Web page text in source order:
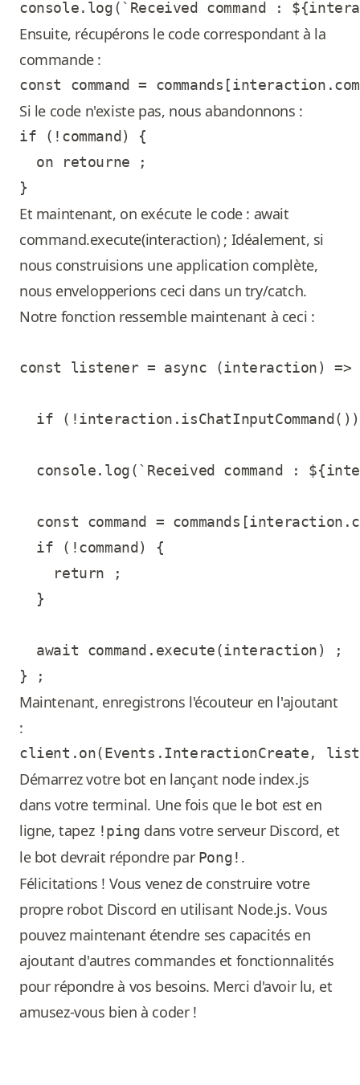
Ensuite, récupérons le code correspondant à la
commande :
Si le code n'existe pas, nous abandonnons :
if (!command) {
  on retourne ;
Et maintenant, on exécute le code : await
command.execute(interaction) ; Idéalement, si
nous construisions une application complète,
nous envelopperions ceci dans un try/catch.
Notre fonction ressemble maintenant à ceci :
const listener = async (interaction) =>
if
console.log(`Received command :
const command =
  if (!command) {
    return ;
  }
  await command.execute(interaction) ;
Maintenant, enregistrons l'écouteur en l'ajoutant
:
Démarrez votre bot en lançant node index.js
dans votre terminal. Une fois que le bot est en
ligne, tapez !ping dans votre serveur Discord, et
le bot devrait répondre par Pong! .
Félicitations ! Vous venez de construire votre
propre robot Discord en utilisant Node.js. Vous
pouvez maintenant étendre ses capacités en
ajoutant d'autres commandes et fonctionnalités
pour répondre à vos besoins. Merci d'avoir lu, et
amusez-vous bien à coder !